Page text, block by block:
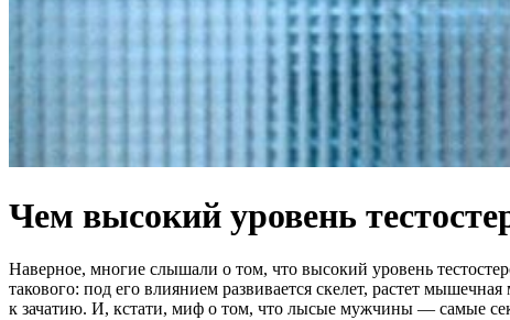
Чем высокий уровень
Наверное, многие слышали о том, что высокий уровень
такового: под его влиянием развивается скелет, растет
к зачатию. И, кстати, миф о том, что лысые мужчины — самые